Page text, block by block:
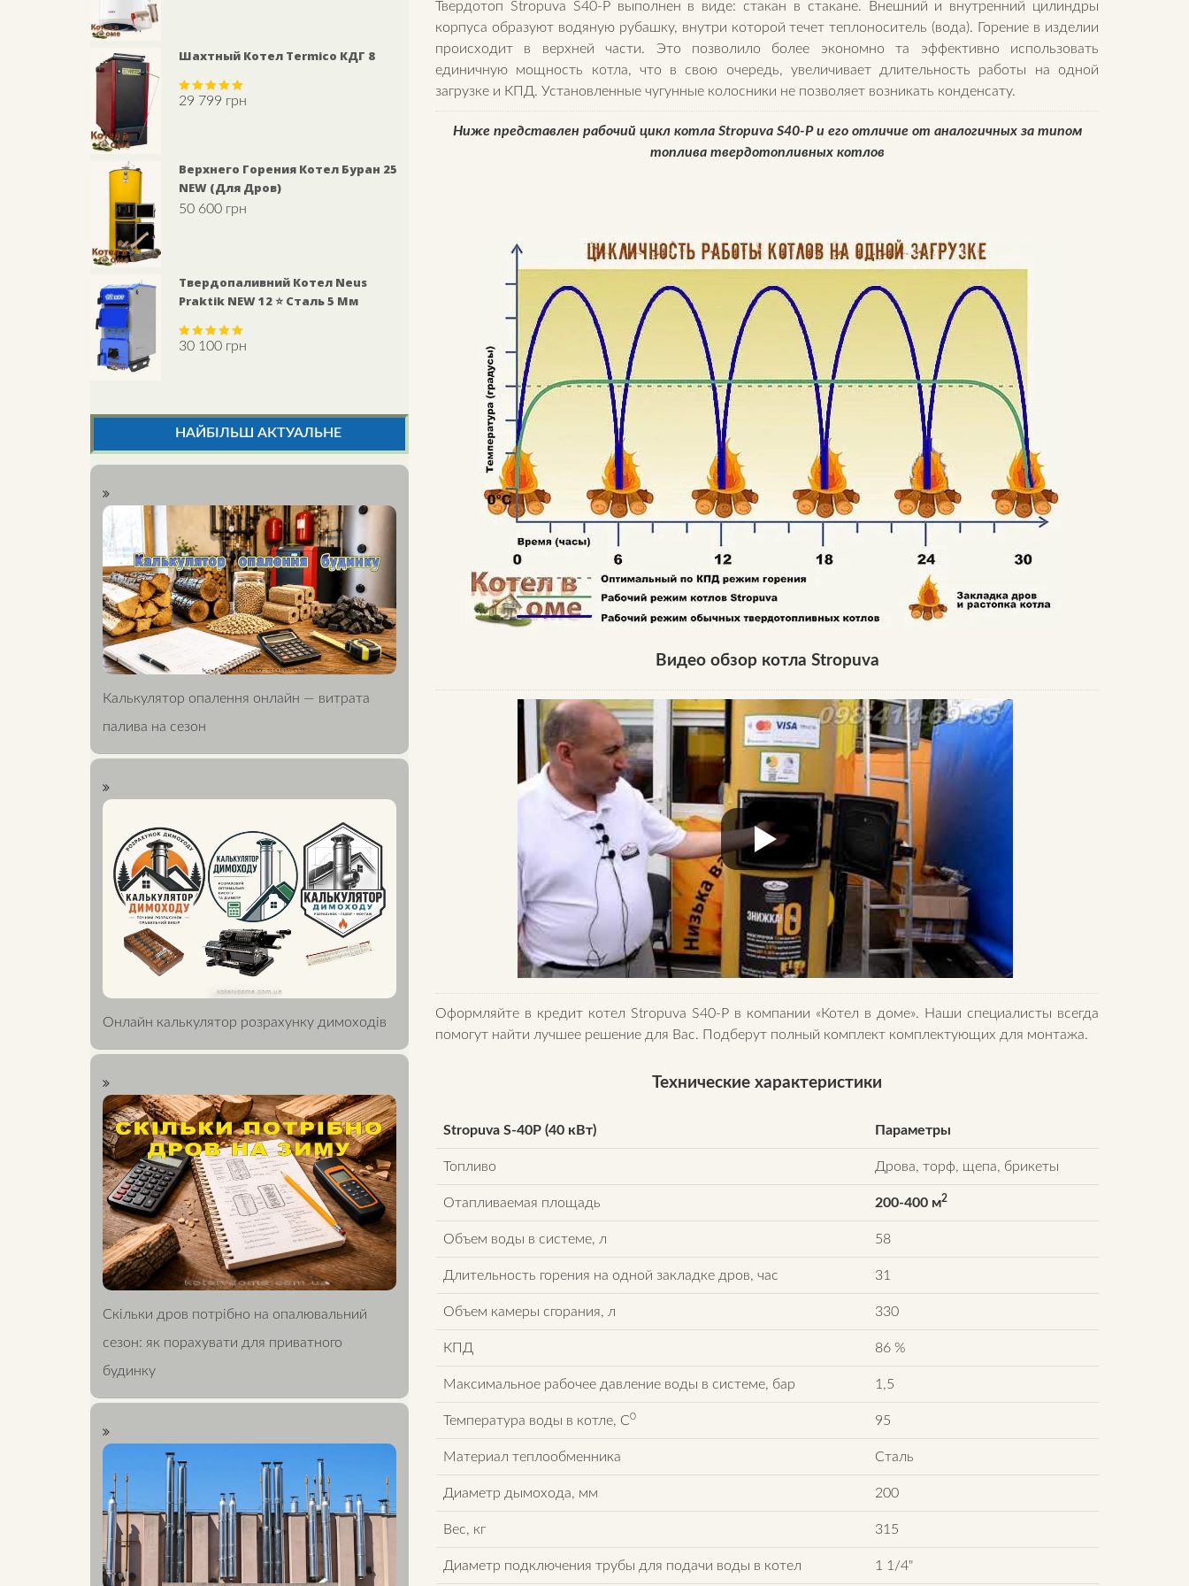
Твердотоп Stropuva S40-P выполнен в виде: стакан в стакане. Внешний и внутренний цилиндры
корпуса образуют водяную рубашку, внутри которой течет теплоноситель (вода). Горение в изделии
происходит в верхней части. Это позволило более экономно та эффективно использовать
единичную мощность котла, что в свою очередь, увеличивает длительность работы на одной
загрузке и КПД. Установленные чугунные колосники не позволяет возникать конденсату.
Ниже представлен рабочий цикл котла Stropuva S40-P и его отличие от аналогичных за типом
топлива твердотопливных котлов
Видео обзор котла Stropuva
Оформляйте в кредит котел Stropuva S40-P в компании «Котел в доме». Наши специалисты всегда
помогут найти лучшее решение для Вас. Подберут полный комплект комплектующих для монтажа.
Технические характеристики
Stropuva S-40P (40 кВт) Параметры
Топливо Дрова, торф, щепа, брикеты
Отапливаемая площадь 200-400 м2
Объем воды в системе, л 58
Длительность горения на одной закладке дров, час 31
Объем камеры сгорания, л 330
КПД 86 %
Максимальное рабочее давление воды в системе, бар 1,5
Температура воды в котле, C0 95
Материал теплообменника Сталь
Диаметр дымохода, мм 200
Вес, кг 315
Диаметр подключения трубы для подачи воды в котел 1 1/4"
Шахтный Котел Termico КДГ 8
Rated5.00
29 799 грн
Верхнего Горения Котел Буран 25
NEW (для Дров)
50 600 грн
Твердопаливний Котел Neus
Praktik NEW 12 ⭐ Сталь 5 Мм
Rated 5.00
30 100 грн
НАЙБІЛЬШ АКТУАЛЬНЕ
Калькулятор опалення онлайн — витрата
палива на сезон
Онлайн калькулятор розрахунку димоходів
Скільки дров потрібно на опалювальний
сезон: як порахувати для приватного
будинку